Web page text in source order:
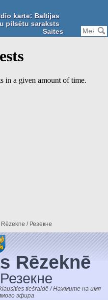
karte: Baltijas
pilsētu saraksts
Saites
Rēzekne / Резекне
Rēzeknē
tiešraidē / Нажмите на имя
эфира